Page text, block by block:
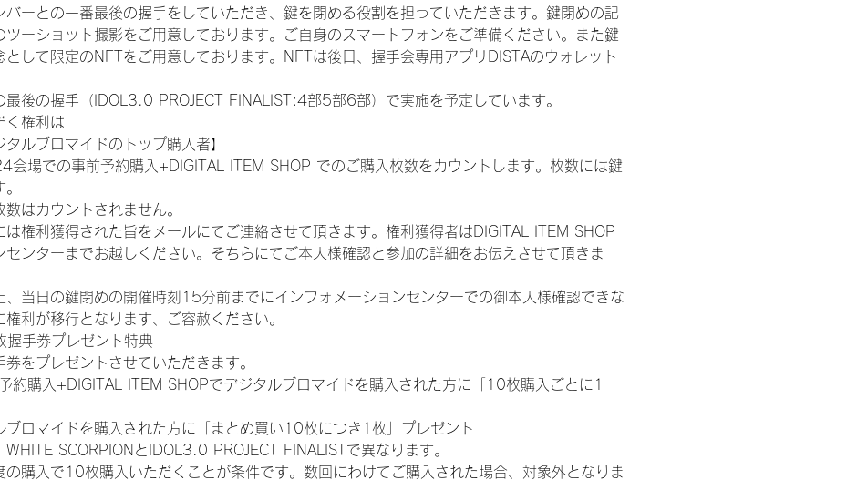
バーとの一番最後の握手をしていただき、鍵を閉める役割を担っていただきます。鍵閉めの記
ツーショット撮影をご用意しております。ご自身のスマートフォンをご準備ください。また鍵
として限定のNFTをご用意しております。NFTは後日、握手会専用アプリDISTAのウォレット
最後の握手（IDOL3.0 PROJECT FINALIST:4部5部6部）で実施を予定しています。
く権利は
タルブロマイドのトップ購入者】
会場での事前予約購入+DIGITAL ITEM SHOP でのご購入枚数をカウントします。枚数には鍵
はカウントされません。
は権利獲得された旨をメールにてご連絡させて頂きます。権利獲得者はDIGITAL ITEM SHOP
センターまでお越しください。そちらにてご本人様確認と参加の詳細をお伝えさせて頂きま
、当日の鍵閉めの開催時刻15分前までにインフォメーションセンターでの御本人様確認できな
利が移行となります、ご容赦ください。
手券プレゼント特典
をプレゼントさせていただきます。
購入+DIGITAL ITEM SHOPでデジタルブロマイドを購入された方に「10枚購入ごとに1
ロマイドを購入された方に「まとめ買い10枚につき1枚」プレゼント
WHITE SCORPIONとIDOL3.0 PROJECT FINALISTで異なります。
の購入で10枚購入いただくことが条件です。数回にわけてご購入された場合、対象外となりま